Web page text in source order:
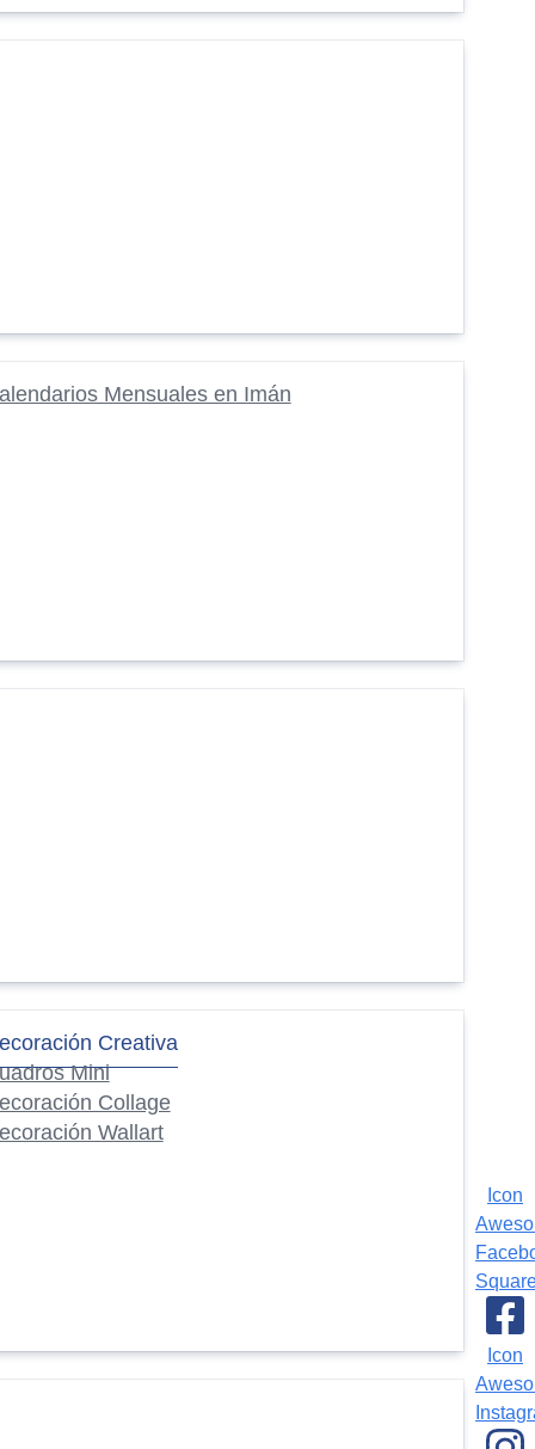
Mensuales en Imán
Creativa
Mini
Collage
Wallart
Icon
Icon